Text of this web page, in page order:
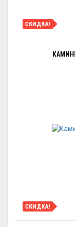
СКИДКА!
СКИДКА!